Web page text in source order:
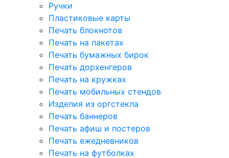
Ручки
Пластиковые карты
Печать блокнотов
Печать на пакетах
Печать бумажных бирок
Печать дорхенгеров
Печать на кружках
Печать мобильных стендов
Изделия из оргстекла
Печать баннеров
Печать афиш и постеров
Печать ежедневников
Печать на футболках